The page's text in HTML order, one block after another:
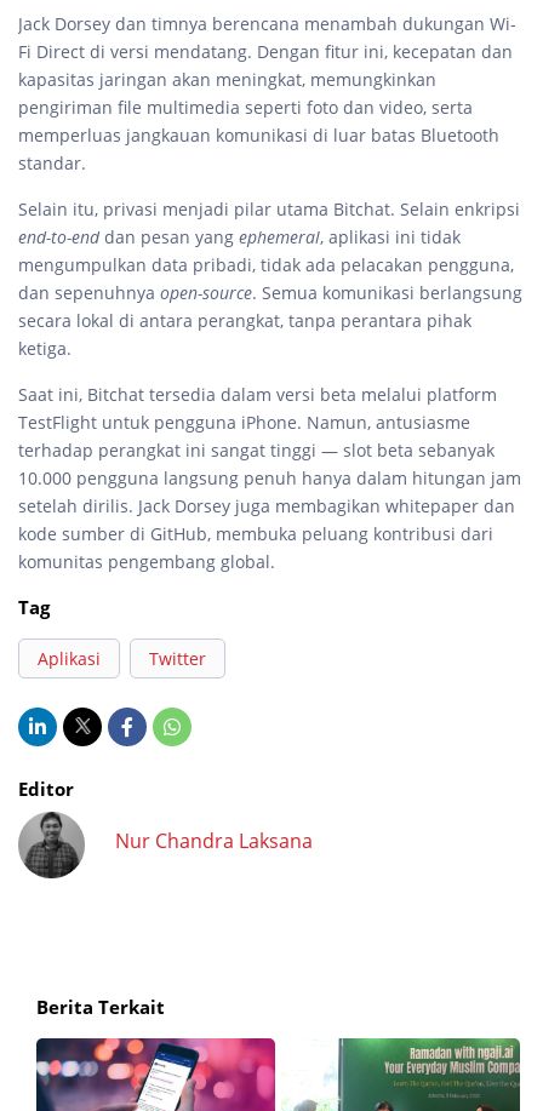
Jack Dorsey dan timnya berencana menambah dukungan Wi-
Fi Direct di versi mendatang. Dengan fitur ini, kecepatan dan
kapasitas jaringan akan meningkat, memungkinkan
pengiriman file multimedia seperti foto dan video, serta
memperluas jangkauan komunikasi di luar batas Bluetooth
standar.
Selain itu, privasi menjadi pilar utama Bitchat. Selain enkripsi
end-to-enddan pesan yang ephemeral, aplikasi ini tidak
mengumpulkan data pribadi, tidak ada pelacakan pengguna,
dan sepenuhnya open-source. Semua komunikasi berlangsung
secara lokal di antara perangkat, tanpa perantara pihak
ketiga.
Saat ini, Bitchat tersedia dalam versi beta melalui platform
TestFlight untuk pengguna iPhone. Namun, antusiasme
terhadap perangkat ini sangat tinggi — slot beta sebanyak
10.000 pengguna langsung penuh hanya dalam hitungan jam
setelah dirilis. Jack Dorsey juga membagikan whitepaper dan
kode sumber di GitHub, membuka peluang kontribusi dari
komunitas pengembang global.
Tag
Aplikasi Twitter
Editor
Nur Chandra Laksana
Berita Terkait